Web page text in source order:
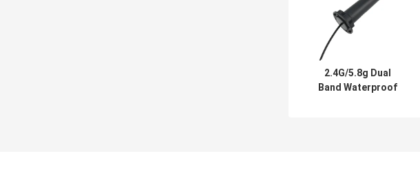
2.4G/5.8g Dual
Band Waterproof